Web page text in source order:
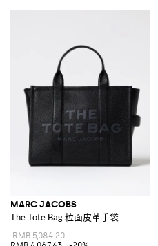
MARC JACOBS
The Tote Bag 粒面皮革手袋
RMB 5,084.20